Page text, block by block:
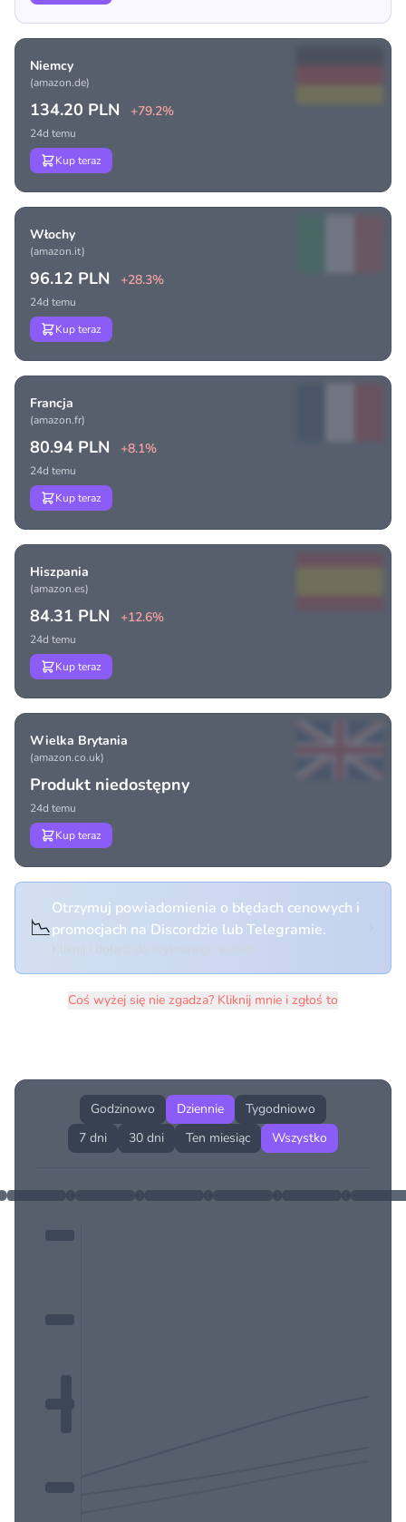
Niemcy
(amazon.de)
134.20 PLN +79.2%
24d temu
Kup teraz
Włochy
(amazon.it)
96.12 PLN +28.3%
24d temu
Kup teraz
Francja
(amazon.fr)
80.94 PLN +8.1%
24d temu
Kup teraz
Hiszpania
(amazon.es)
84.31 PLN +12.6%
24d temu
Kup teraz
Wielka Brytania
(amazon.co.uk)
Produkt niedostępny
24d temu
Kup teraz
📉
Otrzymuj powiadomienia o błędach cenowych i
promocjach na Discordzie lub Telegramie.
Coś wyżej się nie zgadza? Kliknij mnie i zgłoś to
Godzinowo Dziennie
Tygodniowo
7 dni
30 dni Ten miesiąc Wszystko